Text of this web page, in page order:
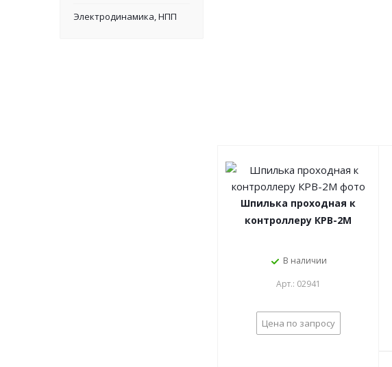
Электродинамика, НПП
Шпилька проходная к
контроллеру КРВ-2М
В наличии
Арт.: 02941
Цена по запросу